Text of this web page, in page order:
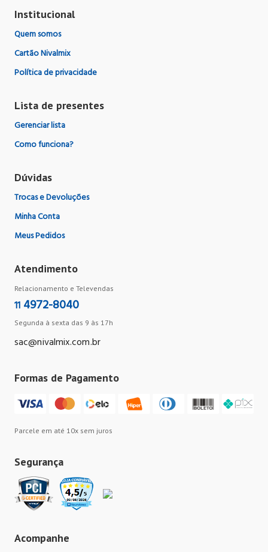
Institucional
Quem somos
Cartão Nivalmix
Política de privacidade
Lista de presentes
Gerenciar lista
Como funciona?
Dúvidas
Trocas e Devoluções
Minha Conta
Meus Pedidos
Atendimento
Relacionamento e Televendas
11 4972-8040
Segunda à sexta das 9 às 17h
sac@nivalmix.com.br
Formas de Pagamento
Parcele em até 10x sem juros
Segurança
Acompanhe